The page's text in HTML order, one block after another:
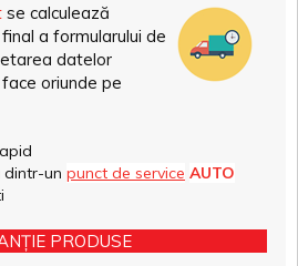
se calculează
a formularului de
datelor
oriunde pe
dintr-un punct de service AUTO
PRODUSE